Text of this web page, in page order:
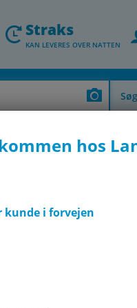
hos
kunde i forvejen
Straks
KAN LEVERES OVER NATTEN
Søg